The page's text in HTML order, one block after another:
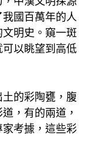
國百萬年的人
明史。窺一斑
以眺望到高低
的彩陶甕，腹
，有的兩道，
考據，這些彩